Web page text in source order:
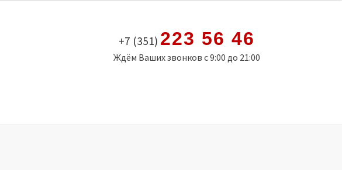
+7 (351) 223 56 46
Ждём Ваших звонков с 9:00 до 21:00